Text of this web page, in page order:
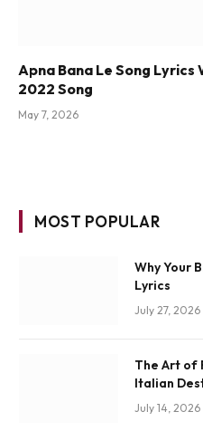
Apna Bana Le Song Lyrics
2022 Song
May 7, 2026
MOST POPULAR
Why Your
Lyrics
July 27, 2026
The Art of
Italian
July 14, 2026